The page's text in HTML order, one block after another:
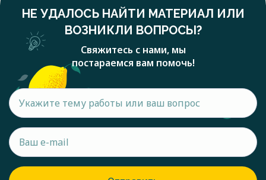
НЕ УДАЛОСЬ НАЙТИ МАТЕРИАЛ ИЛИ
ВОЗНИКЛИ ВОПРОСЫ?
Свяжитесь с нами, мы
постараемся вам помочь!